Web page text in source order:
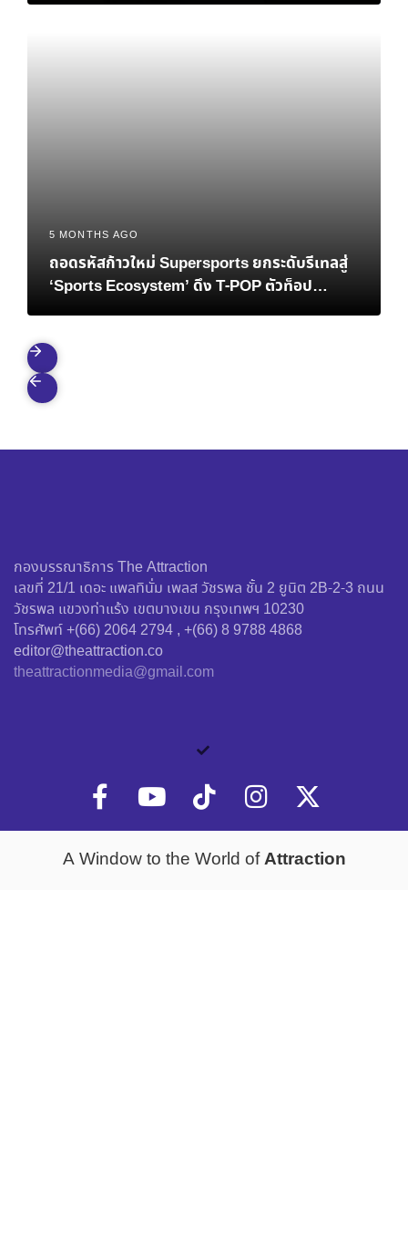
5 MONTHS AGO
ถอดรหัสก้าวใหม่ Supersports ยกระดับรีเทลสู่
‘Sports Ecosystem’ ดึง T-POP ตัวท็อป
กองบรรณาธิการ The Attraction
เลขที่ 21/1 เดอะ แพลทินั่ม เพลส วัชรพล ชั้น 2 ยูนิต 2B-2-3 ถนน
วัชรพล แขวงท่าแร้ง เขตบางเขน กรุงเทพฯ 10230
โทรศัพท์ +(66) 2064 2794 , +(66) 8 9788 4868
editor@theattraction.co
theattractionmedia@gmail.com
A Window to the World ofAttraction